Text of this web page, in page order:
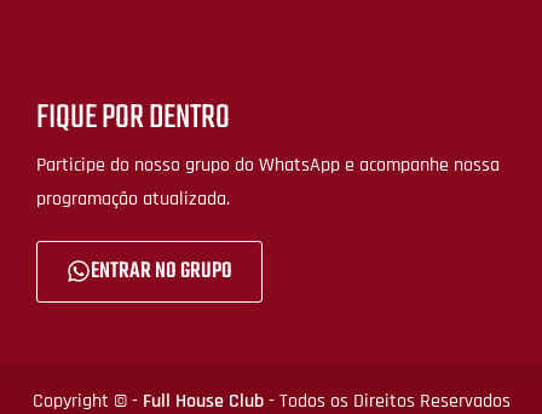
FIQUE POR DENTRO
Participe do nosso grupo do WhatsApp e acompanhe nossa
programação atualizada.
ENTRAR NO GRUPO
Copyright © - Full House Club- Todos os Direitos Reservados